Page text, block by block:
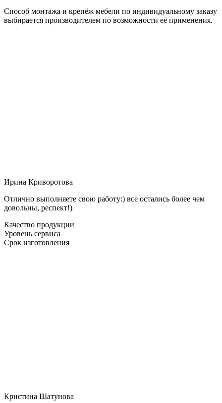
Способ монтажа и крепёж мебели по индивидуальному заказу
выбирается производителем по возможности её применения.
Ирина Криворотова
Отлично выполняете свою работу:) все остались более чем
довольны, респект!)
Качество продукции
Уровень сервиса
Срок изготовления
Кристина Шатунова